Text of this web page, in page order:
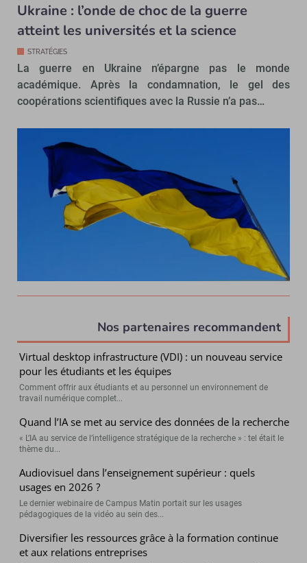
Ukraine : l’onde de choc de la guerre
atteint les universités et la science
STRATÉGIES
La guerre en Ukraine n’épargne pas le monde
académique. Après la condamnation, le gel des
coopérations scientifiques avec la Russie n’a pas…
Nos partenaires recommandent
Virtual desktop infrastructure (VDI) : un nouveau service
pour les étudiants et les équipes
Comment offrir aux étudiants et au personnel un environnement de
travail numérique complet...
Quand l’IA se met au service des données de la recherche
« L’IA au service de l’intelligence stratégique de la recherche » : tel était le
thème du...
Audiovisuel dans l’enseignement supérieur : quels
usages en 2026 ?
Le dernier webinaire de Campus Matin portait sur les usages
pédagogiques de la vidéo au sein des...
Diversifier les ressources grâce à la formation continue
et aux relations entreprises